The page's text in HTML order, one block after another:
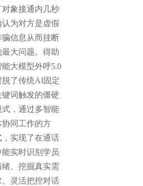
对象接通内几秒
认为对方是虚假
骗信息从而挂断
最大问题。得助
能大模型外呼5.0
脱了传统AI固定
键词触发的僵硬
式，通过多智能
协同工作的方
，实现了在通话
能实时识别学员
绪、挖掘真实需
、灵活把控对话